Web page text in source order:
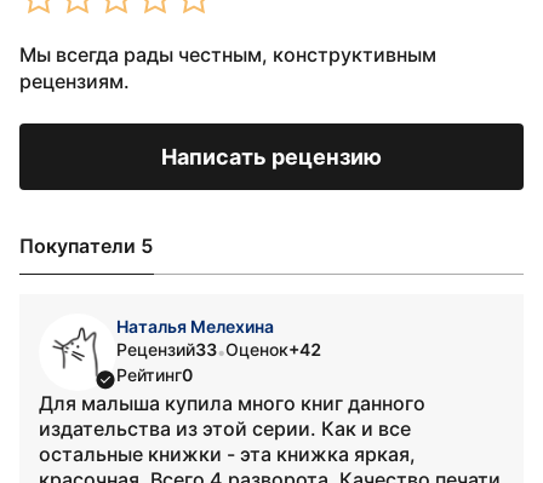
Мы всегда рады честным, конструктивным
рецензиям.
Написать рецензию
Покупатели 5
Наталья Мелехина
Рецензий33•Оценок+42
Рейтинг0
Для малыша купила много книг данного
издательства из этой серии. Как и все
остальные книжки - эта книжка яркая,